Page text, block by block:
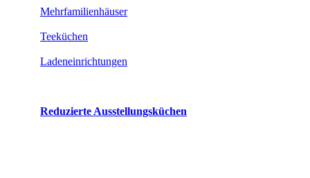
Mehrfamilienhäuser
Teeküchen
Ladeneinrichtungen
Reduzierte Ausstellungsküchen